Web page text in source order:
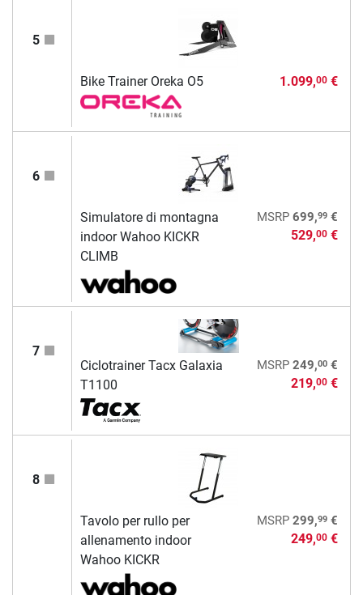
5
Bike Trainer Oreka O5 1.099,00€
6
Simulatore di montagna
indoor Wahoo KICKR
CLIMB
MSRP 699,99€
529,00€
7
Ciclotrainer Tacx Galaxia
T1100
MSRP 249,00€
219,00€
8
Tavolo per rullo per
allenamento indoor
Wahoo KICKR
MSRP 299,99€
249,00€